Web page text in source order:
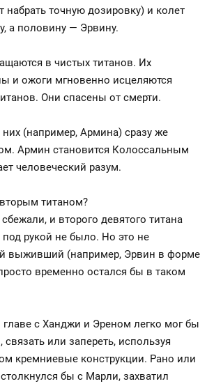
набрать точную дозировку) и колет
а половину — Эрвину.
в чистых титанов. Их
и ожоги мгновенно исцеляются
Они спасены от смерти.
(например, Армина) сразу же
Армин становится Колоссальным
человеческий разум.
титаном?
и второго девятого титана
под рукой не было. Но это не
выживший (например, Эрвин в форме
временно остался бы в таком
главе с Ханджи и Эреном легко мог бы
связать или запереть, используя
кремниевые конструкции. Рано или
бы с Марли, захватил